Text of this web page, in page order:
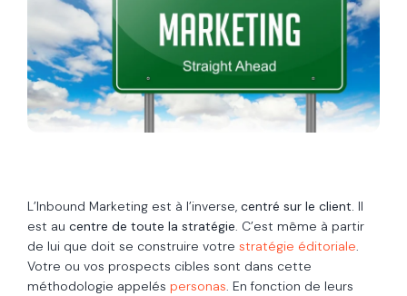
L’Inbound Marketing est à l’inverse, centré sur le client. Il
est au centre de toute la stratégie. C’est même à partir
de lui que doit se construire votre stratégie éditoriale.
Votre ou vos prospects cibles sont dans cette
méthodologie appelés personas. En fonction de leurs